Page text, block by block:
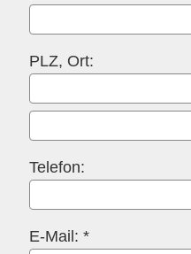
PLZ, Ort:
Telefon:
E-Mail: *